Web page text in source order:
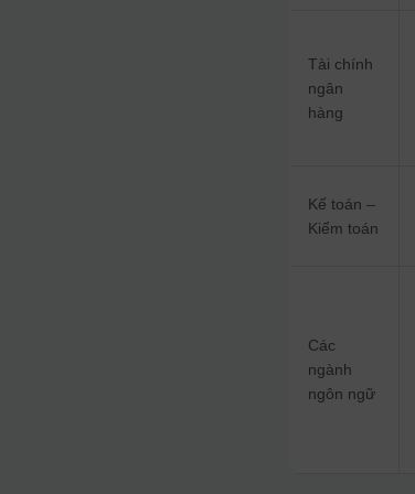
Tài chính
ngân
hàng
Kế toán –
Kiểm toán
Các
ngành
ngôn ngữ